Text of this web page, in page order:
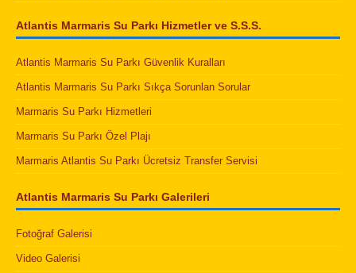
Atlantis Marmaris Su Parkı Hizmetler ve S.S.S.
Atlantis Marmaris Su Parkı Güvenlik Kuralları
Atlantis Marmaris Su Parkı Sıkça Sorunlan Sorular
Marmaris Su Parkı Hizmetleri
Marmaris Su Parkı Özel Plajı
Marmaris Atlantis Su Parkı Ücretsiz Transfer Servisi
Atlantis Marmaris Su Parkı Galerileri
Fotoğraf Galerisi
Video Galerisi